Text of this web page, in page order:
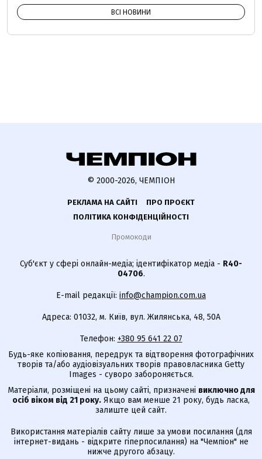
ВСІ НОВИНИ
© 2000-2026, ЧЕМПІОН
РЕКЛАМА НА САЙТІ
ПРО ПРОЄКТ
ПОЛІТИКА КОНФІДЕНЦІЙНОСТІ
Промокоди
Суб'єкт у сфері онлайн-медіа; ідентифікатор медіа - R40-
04706.
E-mail редакції: info@champion.com.ua
Адреса: 01032, м. Київ, вул. Жилянська, 48, 50А
Телефон: +380 95 641 22 07
Будь-яке копіювання, передрук та відтворення фотографічних
творів та/або аудіовізуальних творів правовласника Getty
Images - суворо забороняється.
Матеріали, розміщені на цьому сайті, призначені виключно для
осіб віком від 21 року. Якщо вам менше 21 року, будь ласка,
залиште цей сайт.
Використання матеріалів сайту лише за умови посилання (для
інтернет-видань - відкрите гіперпосилання) на "Чемпіон" не
нижче другого абзацу.